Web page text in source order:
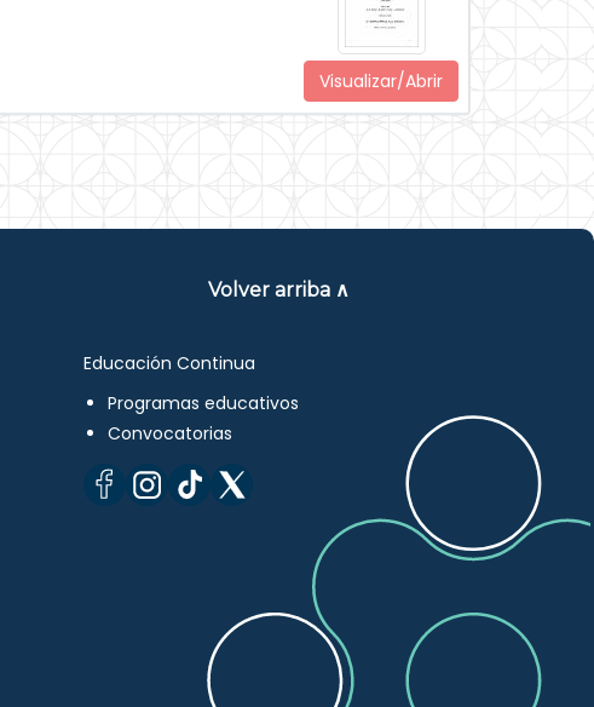
Visualizar/Abrir
Volver arriba ∧
Educación Continua
Programas educativos
Convocatorias